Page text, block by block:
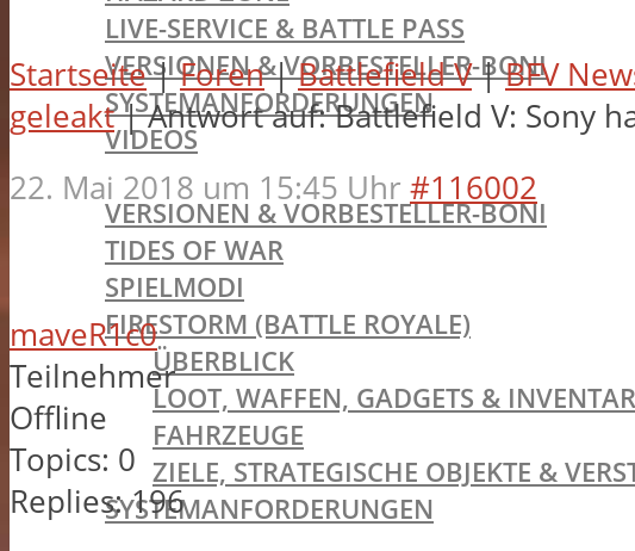
LIVE-SERVICE & BATTLE PASS
VERSIONEN & VORBESTELLER-BONI
SYSTEMANFORDERUNGEN
VIDEOS
BATTLEFIELD V
VERSIONEN & VORBESTELLER-BONI
TIDES OF WAR
SPIELMODI
FIRESTORM (BATTLE ROYALE)
ÜBERBLICK
LOOT, WAFFEN, GADGETS &
FAHRZEUGE
ZIELE, STRATEGISCHE OBJEKTE &
SYSTEMANFORDERUNGEN
Startseite |Foren |Battlefield V |BFV
geleakt |Antwort auf: Battlefield V: Sony
22. Mai 2018 um 15:45 Uhr #116002
maveR1c0
Teilnehmer
Offline
Topics: 0
Replies: 196